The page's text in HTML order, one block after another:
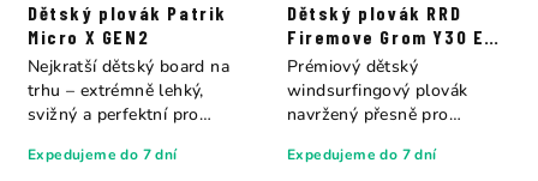
Dětský plovák Patrik
Micro X GEN2
Expedujeme do 7 dní
Nejkratší dětský board na
trhu – extrémně lehký,
svižný a perfektní pro
Dětský plovák RRD
Firemove Grom Y30 E-
TECH
Expedujeme do 7 dní
Prémiový dětský
windsurfingový plovák
navržený přesně pro
50...